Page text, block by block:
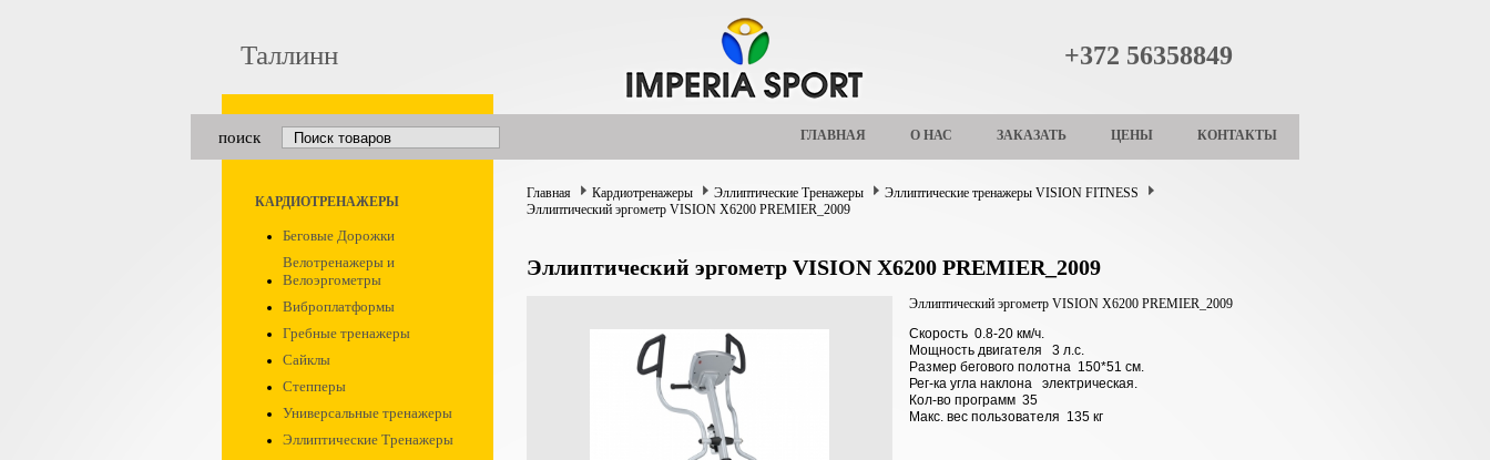
Таллинн +372 56358849
поиск ГЛАВНАЯ О НАС ЗАКАЗАТЬ ЦЕНЫ КОНТАКТЫ
КАРДИОТРЕНАЖЕРЫ
Беговые Дорожки
Велотренажеры и
Велоэргометры
Виброплатформы
Гребные тренажеры
Сайклы
Степперы
Универсальные тренажеры
Эллиптические Тренажеры
Главная Кардиотренажеры Эллиптические Тренажеры
Эллиптические тренажеры VISION FITNESS
Эллиптический эргометр VISION X6200 PREMIER_2009
Эллиптический эргометр VISION X6200 PREMIER_2009
Эллиптический эргометр VISION X6200 PREMIER_2009
Скорость 0.8-20 км/ч.
Мощность двигателя 3 л.с.
Размер бегового полотна 150*51 см.
Рег-ка угла наклона электрическая.
Кол-во программ 35
Макс. вес пользователя 135 кг